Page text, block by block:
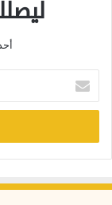
خ
ب
ر